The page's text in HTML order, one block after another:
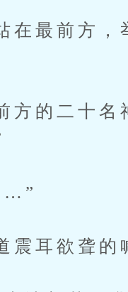
最前方，
的二十名
耳欲聋的